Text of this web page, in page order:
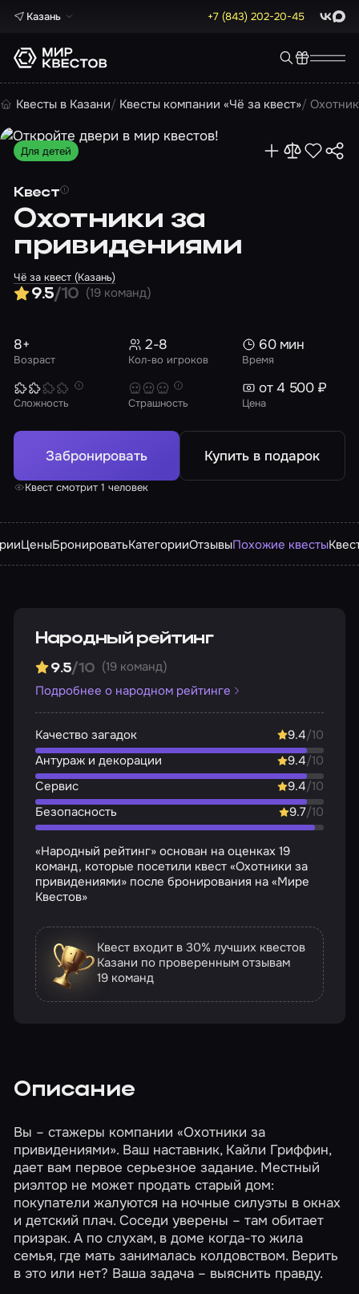
Казань +7 (843) 202-20-45 Max
Квесты в Казани Квесты компании «Чё за квест»
Для детей
Квест
Охотники за
привидениями
Чё за квест (Казань)
9.5/10 (19 команд)
Возраст
8+
Кол-во игроков
2-8
Время
60 мин
Сложность Страшность Цена
от 4 500 ₽
Забронировать Купить в подарок
Квест смотрит 1 человек
ЦеныБронироватьКатегорииОтзывыПохожие квесты
Народный рейтинг
9.5/10 (19 команд)
Подробнее о народном рейтинге
Качество загадок 9.4/10
Антураж и декорации
9.4/10
Сервис
9.4/10
Безопасность
9.7/10
«Народный рейтинг» основан на оценках 19
команд, которые посетили квест «Охотники за
привидениями» после бронирования на «Мире
Квестов»
Квест входит в 30% лучших квестов
Казани по проверенным отзывам
19 команд
Описание
Вы – стажеры компании «Охотники за
привидениями». Ваш наставник, Кайли Гриффин,
дает вам первое серьезное задание. Местный
риэлтор не может продать старый дом:
покупатели жалуются на ночные силуэты в окнах
и детский плач. Соседи уверены – там обитает
призрак. А по слухам, в доме когда-то жила
семья, где мать занималась колдовством. Верить
в это или нет? Ваша задача – выяснить правду.